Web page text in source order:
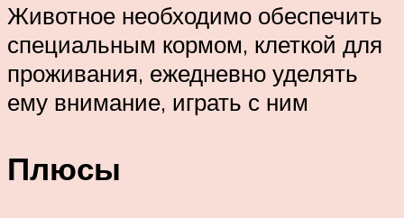
Животное необходимо обеспечить
специальным кормом, клеткой для
проживания, ежедневно уделять
ему внимание, играть с ним
Плюсы